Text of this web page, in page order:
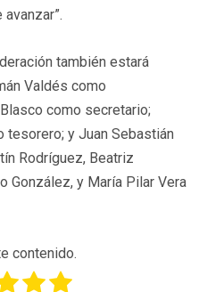
también estará
Valdés como
como secretario;
tesorero; y Juan Sebastián
Rodríguez, Beatriz
González, y María Pilar Vera
contenido.